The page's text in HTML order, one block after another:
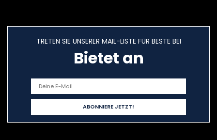
TRETEN SIE UNSERER MAIL-LISTE FÜR BESTE BEI
Bietet an